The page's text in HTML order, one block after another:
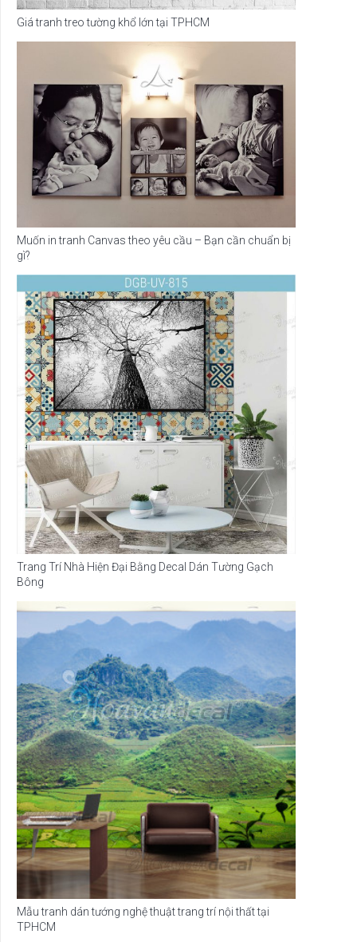
Giá tranh treo tường khổ lớn tại TPHCM
Muốn in tranh Canvas theo yêu cầu – Bạn cần chuẩn bị
gì?
Trang Trí Nhà Hiện Đại Bằng Decal Dán Tường Gạch
Bông
Mẫu tranh dán tướng nghệ thuật trang trí nội thất tại
TPHCM